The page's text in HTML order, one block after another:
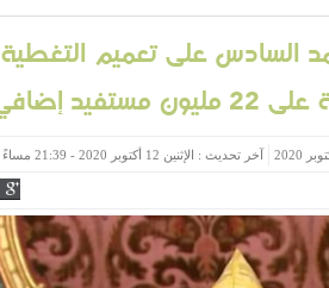
السادس على تعميم التغطية
إضافي
آخر تحديث : الإثنين 12 أكتوبر 2020 - 21:39 مساءً